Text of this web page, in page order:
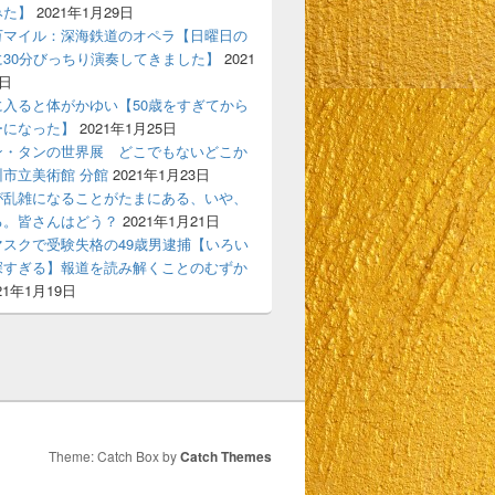
彼～
】
2021年1月29日
イル：深海鉄道のオペラ【日曜日の
分びっちり演奏してきました】
2021
ると体がかゆい【50歳をすぎてから
なった】
2021年1月25日
・タンの世界展 どこでもないどこか
立美術館 分館 2021年1月23日
雑になることがたまにある、いや、
皆さんはどう？ 2021年1月21日
クで受験失格の49歳男逮捕【いろい
ぎる】報道を読み解くことのむずか
年1月19日
Theme: Catch Box byCatch Themes